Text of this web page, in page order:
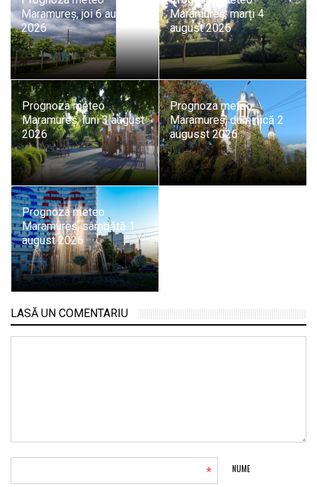
Maramureș, joi 6 august
2026
Maramureș, marți 4
august 2026
Prognoza meteo
Maramureș, luni 3 august
2026
Prognoza meteo
Maramureș, duminică 2
augusst 2026
Prognoza meteo
Maramureș, sâmbătă 1
august 2026
LASĂ UN COMENTARIU
NUME
*